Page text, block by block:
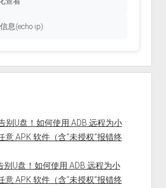
息(echo ip)
别U盘！如何使用 ADB 远程为小
意 APK 软件（含“未授权”报错终
别U盘！如何使用 ADB 远程为小
意 APK 软件（含“未授权”报错终